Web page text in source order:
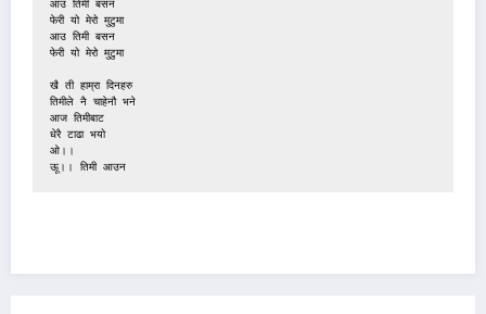
आउ तिमी बसन
फेरी यो मेरो मुटुमा
आउ तिमी बसन
फेरी यो मेरो मुटुमा
खै ती हाम्रा दिनहरु
तिमीले नै चाहेनौ भने
आज तिमीबाट
धेरै टाढा भयो
ओ।।
ऊू।। तिमी आउन